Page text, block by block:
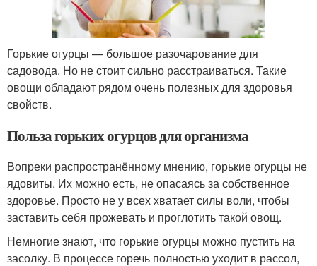
Горькие огурцы — большое разочарование для
садовода. Но не стоит сильно расстраиваться. Такие
овощи обладают рядом очень полезных для здоровья
свойств.
Польза горьких огурцов для организма
Вопреки распространённому мнению, горькие огурцы не
ядовиты. Их можно есть, не опасаясь за собственное
здоровье. Просто не у всех хватает силы воли, чтобы
заставить себя прожевать и проглотить такой овощ.
Немногие знают, что горькие огурцы можно пустить на
засолку. В процессе горечь полностью уходит в рассол,